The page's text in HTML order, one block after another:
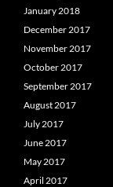
January 2018
December 2017
November 2017
October 2017
September 2017
August 2017
July 2017
June 2017
May 2017
April 2017